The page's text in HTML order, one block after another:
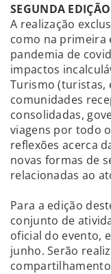
SEGUNDA EDIÇÃO
A realização
como na primeira
pandemia de
impactos
Turismo (turistas,
comunidades
consolidadas,
viagens por todo
reflexões acerca
novas formas de
relacionadas ao
Para a edição
conjunto de
oficial do evento,
junho. Serão